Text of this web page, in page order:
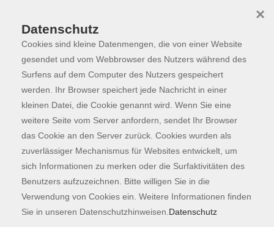
Skip to main content
Programm
Der Kurs konnte nicht gefunden werden.
Kontaktformular
Impressum
AGB
Datenschutzerklärung
Datenschutz
Cookies sind kleine Datenmengen, die von einer Website
gesendet und vom Webbrowser des Nutzers während des
Surfens auf dem Computer des Nutzers gespeichert
werden. Ihr Browser speichert jede Nachricht in einer
kleinen Datei, die Cookie genannt wird. Wenn Sie eine
weitere Seite vom Server anfordern, sendet Ihr Browser
das Cookie an den Server zurück. Cookies wurden als
zuverlässiger Mechanismus für Websites entwickelt, um
sich Informationen zu merken oder die Surfaktivitäten des
Benutzers aufzuzeichnen. Bitte willigen Sie in die
Verwendung von Cookies ein. Weitere Informationen finden
Sie in unseren Datenschutzhinweisen. Datenschutz
×